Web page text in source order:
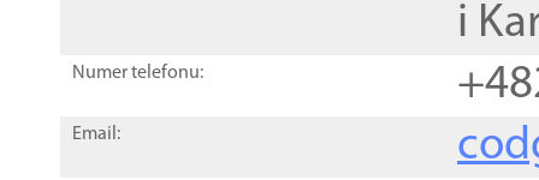
i
Numer telefonu:
Email: